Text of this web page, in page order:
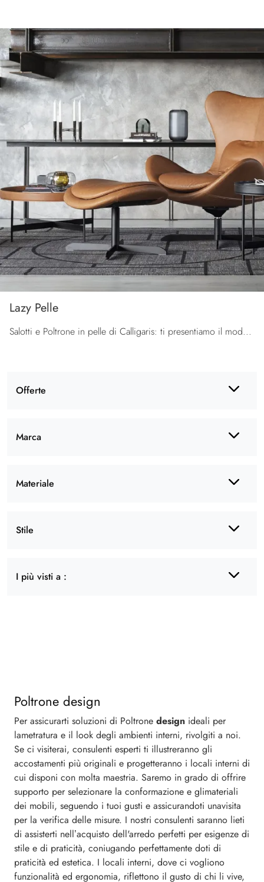
Offerte
Marca
Materiale
Stile
I più visti a :
Lazy Pelle
Salotti e Poltrone in pelle di Calligaris: ti presentiamo il modello Lazy Pelle in pelle per completare i tuoi spazi.
Poltrone design
Per assicurarti soluzioni di Poltrone design ideali per
lametratura e il look degli ambienti interni, rivolgiti a noi.
Se ci visiterai, consulenti esperti ti illustreranno gli
accostamenti più originali e progetteranno i locali interni di
cui disponi con molta maestria. Saremo in grado di offrire
supporto per selezionare la conformazione e glimateriali
dei mobili, seguendo i tuoi gusti e assicurandoti unavisita
per la verifica delle misure. I nostri consulenti saranno lieti
di assisterti nell’acquisto dell'arredo perfetti per esigenze di
stile e di praticità, coniugando perfettamente doti di
praticità ed estetica. I locali interni, dove ci vogliono
funzionalità ed ergonomia, riflettono il gusto di chi li vive,